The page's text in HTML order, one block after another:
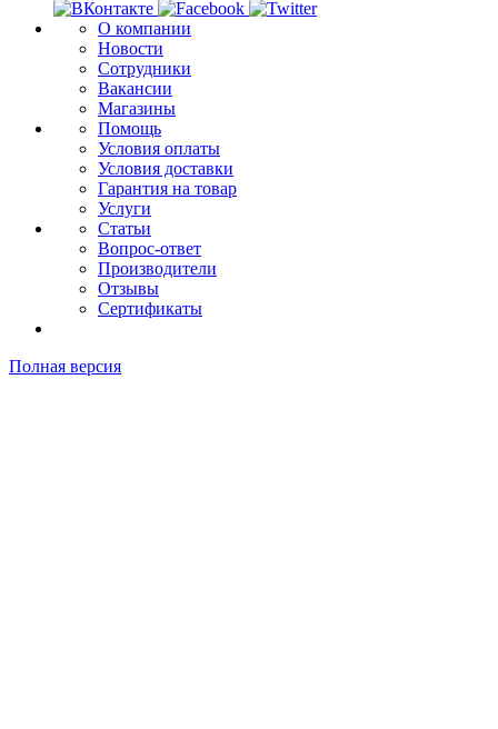
О компании
Новости
Сотрудники
Вакансии
Магазины
Помощь
Условия оплаты
Условия доставки
Гарантия на товар
Услуги
Статьи
Вопрос-ответ
Производители
Отзывы
Сертификаты
Полная версия